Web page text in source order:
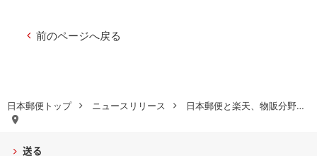
日本郵便トップ ニュースリリース 日本郵便と楽天、物販分野…
前のページへ戻る
送る